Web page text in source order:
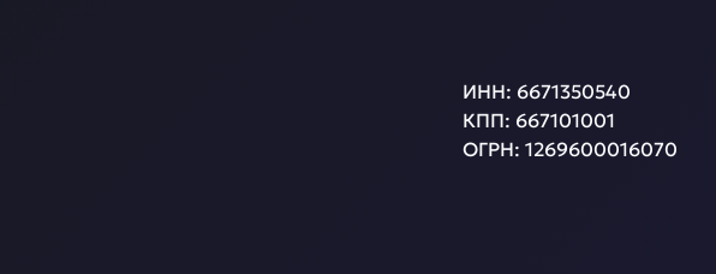
ИНН: 6671350540
КПП: 667101001
ОГРН: 1269600016070